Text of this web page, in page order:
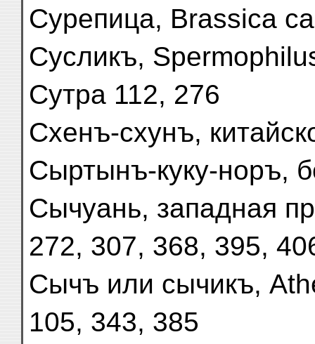
Сурепица, Brassica
Сусликъ,
Сутра 112, 276
Схенъ-схунъ,
Сыртынъ-куку-норъ,
Сычуань, западная
272, 307, 368, 395,
Сычъ или сычикъ,
105, 343, 385